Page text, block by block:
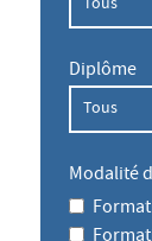
Diplôme
Modalité